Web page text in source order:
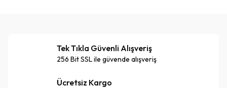
Tek Tıkla Güvenli Alışveriş
256 Bit SSL ile güvende alışveriş
Ücretsiz Kargo